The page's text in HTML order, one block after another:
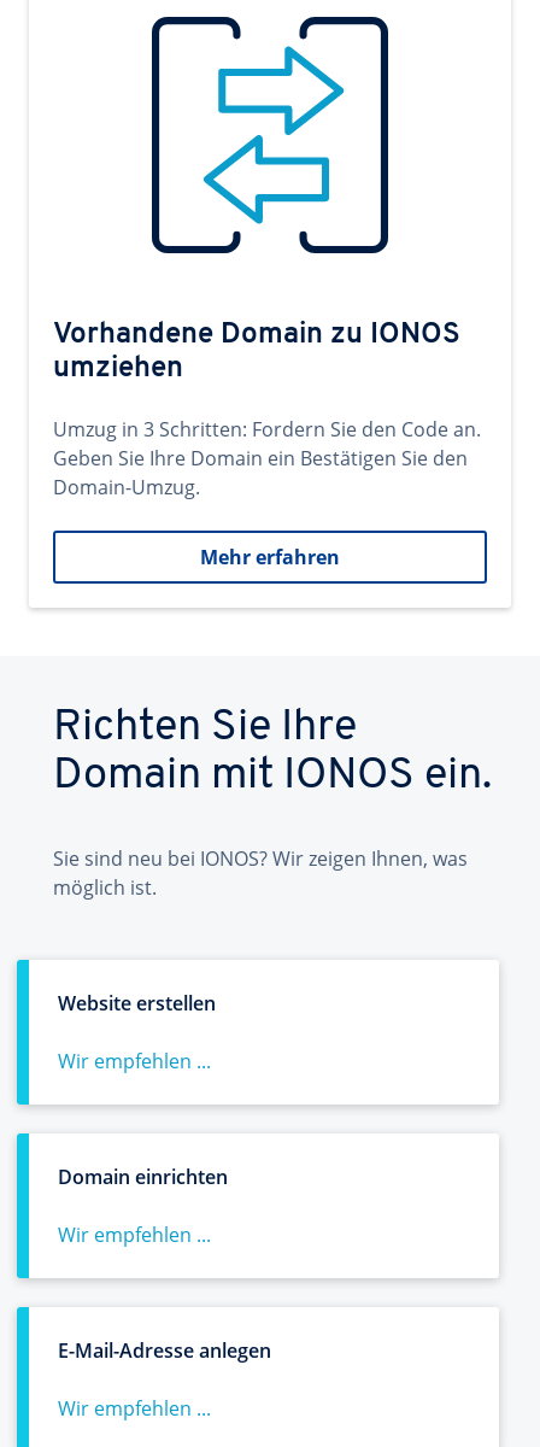
Vorhandene Domain zu IONOS
umziehen
Umzug in 3 Schritten: Fordern Sie den Code an.
Geben Sie Ihre Domain ein Bestätigen Sie den
Domain-Umzug.
Mehr erfahren
Richten Sie Ihre
Domain mit IONOS ein.
Sie sind neu bei IONOS? Wir zeigen Ihnen, was
möglich ist.
Website erstellen
Wir empfehlen ...
Domain einrichten
Wir empfehlen ...
E-Mail-Adresse anlegen
Wir empfehlen ...